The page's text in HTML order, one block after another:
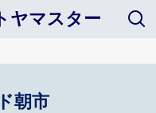
ヤマスター
朝市